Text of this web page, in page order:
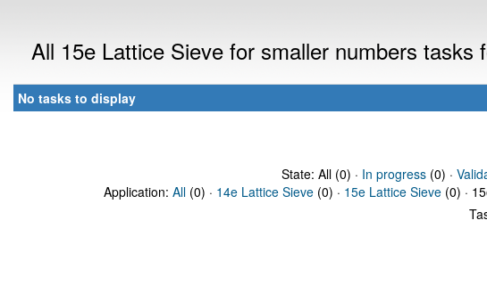
All 15e Lattice Sieve for smaller numbers tasks
No tasks to display
State: All (0) · In progress(0) ·
Application: All (0) · 14e Lattice Sieve (0) · 15e Lattice Sieve (0) ·